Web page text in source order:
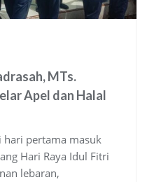
MTs.
Apel dan Halal
pertama masuk
Hari Raya Idul Fitri
lebaran,